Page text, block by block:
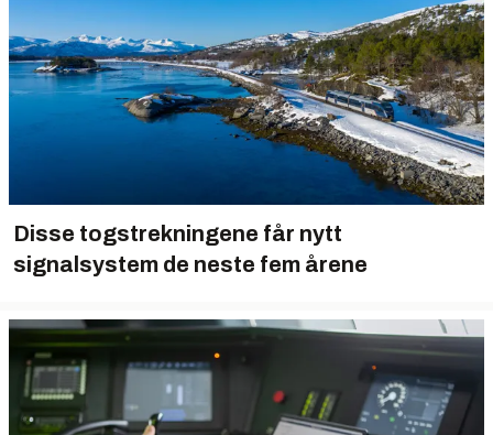
Disse togstrekningene får nytt
signalsystem de neste fem årene